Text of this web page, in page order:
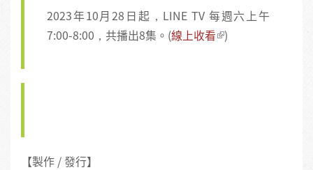
2023年10月28日起，LINE TV 每週六上午
7:00-8:00，共播出8集。(線上收看 )
【製作 / 發行】